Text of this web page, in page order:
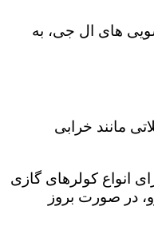
های ال جی، به
مانند خرابی
انواع کولرهای گازی
در صورت بروز